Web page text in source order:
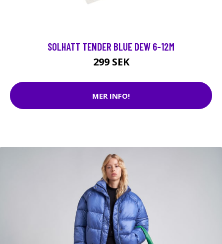
SOLHATT TENDER BLUE DEW 6-12M
299 SEK
MER INFO!